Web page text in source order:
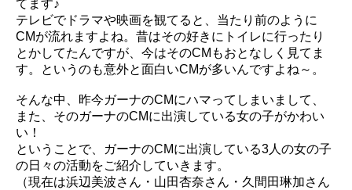
てます♪
テレビでドラマや映画を観てると、当たり前のように
CMが流れますよね。昔はその好きにトイレに行ったり
とかしてたんですが、今はそのCMもおとなしく見てま
す。というのも意外と面白いCMが多いんですよね～。
そんな中、昨今ガーナのCMにハマってしまいまして、
また、そのガーナのCMに出演している女の子がかわい
い！
ということで、ガーナのCMに出演している3人の女の子
の日々の活動をご紹介していきます。
（現在は浜辺美波さん・山田杏奈さん・久間田琳加さん